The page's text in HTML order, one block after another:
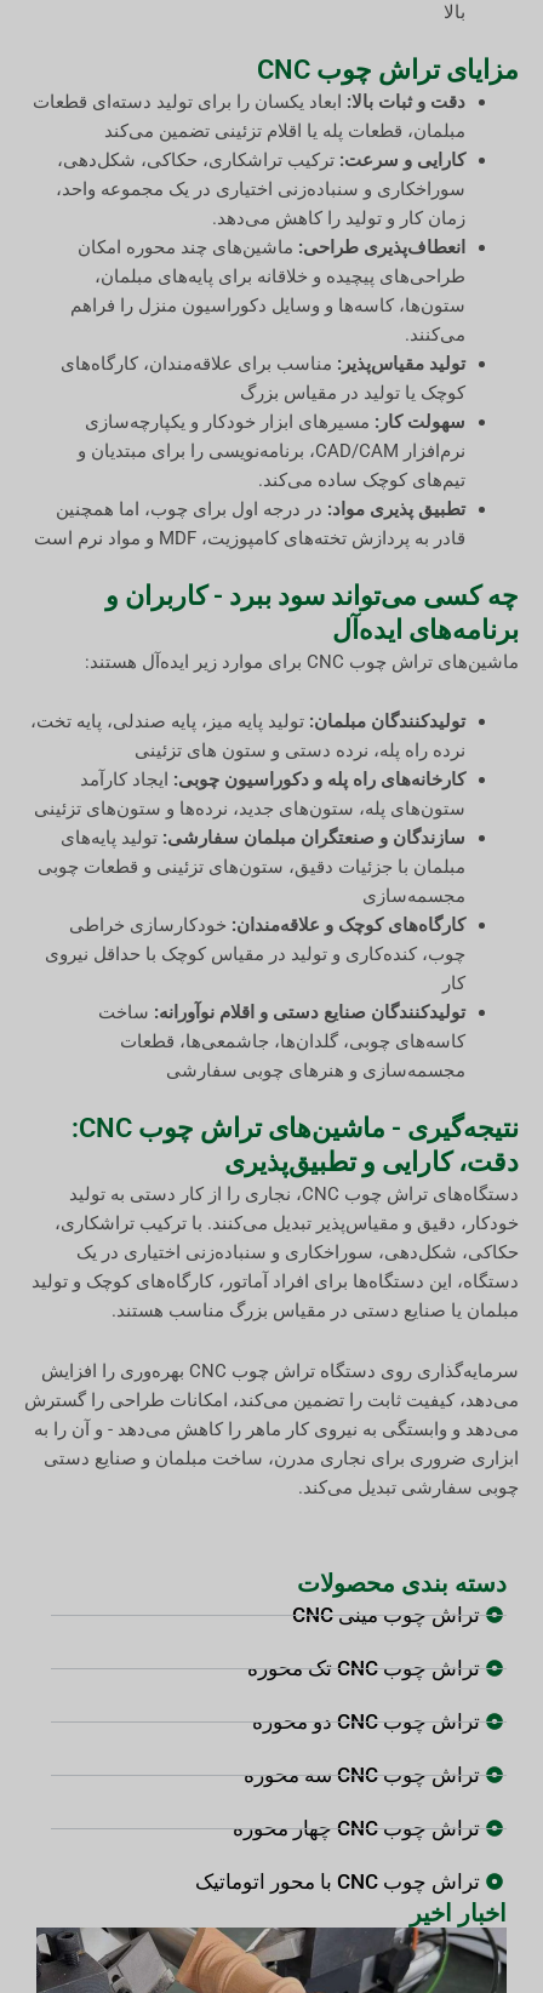
بالا
مزایای تراش چوب CNC
دقت و ثبات بالا: ابعاد یکسان را برای تولید دسته‌ای قطعات
مبلمان، قطعات پله یا اقلام تزئینی تضمین می‌کند
کارایی و سرعت: ترکیب تراشکاری، حکاکی، شکل‌دهی،
سوراخکاری و سنباده‌زنی اختیاری در یک مجموعه واحد،
زمان کار و تولید را کاهش می‌دهد.
انعطاف‌پذیری طراحی: ماشین‌های چند محوره امکان
طراحی‌های پیچیده و خلاقانه برای پایه‌های مبلمان،
ستون‌ها، کاسه‌ها و وسایل دکوراسیون منزل را فراهم
می‌کنند.
تولید مقیاس‌پذیر: مناسب برای علاقه‌مندان، کارگاه‌های
کوچک یا تولید در مقیاس بزرگ
سهولت کار: مسیرهای ابزار خودکار و یکپارچه‌سازی
نرم‌افزار CAD/CAM، برنامه‌نویسی را برای مبتدیان و
تیم‌های کوچک ساده می‌کند.
تطبیق پذیری مواد: در درجه اول برای چوب، اما همچنین
قادر به پردازش تخته‌های کامپوزیت، MDF و مواد نرم است
چه کسی می‌تواند سود ببرد - کاربران و
برنامه‌های ایده‌آل
ماشین‌های تراش چوب CNC برای موارد زیر ایده‌آل هستند:
تولیدکنندگان مبلمان: تولید پایه میز، پایه صندلی، پایه تخت،
نرده راه پله، نرده دستی و ستون های تزئینی
کارخانه‌های راه پله و دکوراسیون چوبی: ایجاد کارآمد
ستون‌های پله، ستون‌های جدید، نرده‌ها و ستون‌های تزئینی
سازندگان و صنعتگران مبلمان سفارشی: تولید پایه‌های
مبلمان با جزئیات دقیق، ستون‌های تزئینی و قطعات چوبی
مجسمه‌سازی
کارگاه‌های کوچک و علاقه‌مندان: خودکارسازی خراطی
چوب، کنده‌کاری و تولید در مقیاس کوچک با حداقل نیروی
کار
تولیدکنندگان صنایع دستی و اقلام نوآورانه: ساخت
کاسه‌های چوبی، گلدان‌ها، جاشمعی‌ها، قطعات
مجسمه‌سازی و هنرهای چوبی سفارشی
نتیجه‌گیری - ماشین‌های تراش چوب CNC:
دقت، کارایی و تطبیق‌پذیری
دستگاه‌های تراش چوب CNC، نجاری را از کار دستی به تولید
خودکار، دقیق و مقیاس‌پذیر تبدیل می‌کنند. با ترکیب تراشکاری،
حکاکی، شکل‌دهی، سوراخکاری و سنباده‌زنی اختیاری در یک
دستگاه، این دستگاه‌ها برای افراد آماتور، کارگاه‌های کوچک و تولید
مبلمان یا صنایع دستی در مقیاس بزرگ مناسب هستند.
سرمایه‌گذاری روی دستگاه تراش چوب CNC بهره‌وری را افزایش
می‌دهد، کیفیت ثابت را تضمین می‌کند، امکانات طراحی را گسترش
می‌دهد و وابستگی به نیروی کار ماهر را کاهش می‌دهد - و آن را به
ابزاری ضروری برای نجاری مدرن، ساخت مبلمان و صنایع دستی
چوبی سفارشی تبدیل می‌کند.
دسته بندی محصولات
تراش چوب مینی CNC
تراش چوب CNC تک محوره
تراش چوب CNC دو محوره
تراش چوب CNC سه محوره
تراش چوب CNC چهار محوره
تراش چوب CNC با محور اتوماتیک
اخبار اخیر